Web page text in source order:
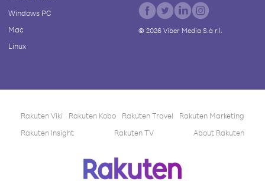
Windows PC
Mac
Linux
© 2026Viber Media S.à r.l.
Rakuten Viki Rakuten Kobo Rakuten Travel
Rakuten Marketing
Rakuten Insight
Rakuten TV About Rakuten